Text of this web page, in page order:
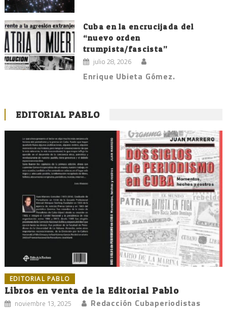
Cuba en la encrucijada del
“nuevo orden
trumpista/fascista”
julio 28, 2026
Enrique Ubieta Gómez.
EDITORIAL PABLO
EDITORIAL PABLO
Libros en venta de la Editorial Pablo
noviembre 13, 2025 Redacción Cubaperiodistas